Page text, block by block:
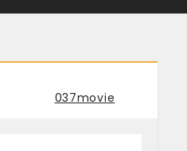
037movie